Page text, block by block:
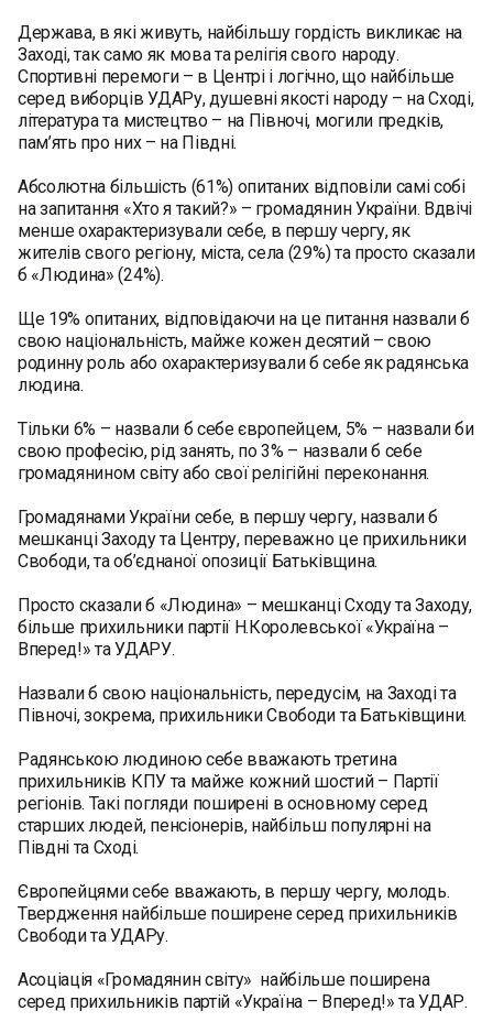
Держава, в які живуть, найбільшу гордість викликає на
Заході, так само як мова та релігія свого народу.
Спортивні перемоги – в Центрі і логічно, що найбільше
серед виборців УДАРу, душевні якості народу – на Сході,
література та мистецтво – на Півночі, могили предків,
пам’ять про них – на Півдні.
Абсолютна більшість (61%) опитаних відповіли самі собі
на запитання «Хто я такий?» – громадянин України. Вдвічі
менше охарактеризували себе, в першу чергу, як
жителів свого регіону, міста, села (29%) та просто сказали
б «Людина» (24%).
Ще 19% опитаних, відповідаючи на це питання назвали б
свою національність, майже кожен десятий – свою
родинну роль або охарактеризували б себе як радянська
людина.
Тільки 6% – назвали б себе європейцем, 5% – назвали би
свою професію, рід занять, по 3% – назвали б себе
громадянином світу або свої релігійні переконання.
Громадянами України себе, в першу чергу, назвали б
мешканці Заходу та Центру, переважно це прихильники
Свободи, та об’єднаної опозиції Батьківщина.
Просто сказали б «Людина» – мешканці Сходу та Заходу,
більше прихильники партії Н.Королевської «Україна –
Вперед!» та УДАРУ.
Назвали б свою національність, передусім, на Заході та
Півночі, зокрема, прихильники Свободи та Батьківщини.
Радянською людиною себе вважають третина
прихильників КПУ та майже кожний шостий – Партії
регіонів. Такі погляди поширені в основному серед
старших людей, пенсіонерів, найбільш популярні на
Півдні та Сході.
Європейцями себе вважають, в першу чергу, молодь.
Твердження найбільше поширене серед прихильників
Свободи та УДАРу.
Асоціація «Громадянин світу» найбільше поширена
серед прихильників партій «Україна – Вперед!» та УДАР.